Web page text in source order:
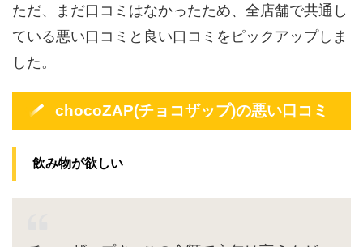
ただ、まだ口コミはなかったため、全店舗で共通し
ている悪い口コミと良い口コミをピックアップしま
した。
chocoZAP(チョコザップ)の悪い口コミ
飲み物が欲しい